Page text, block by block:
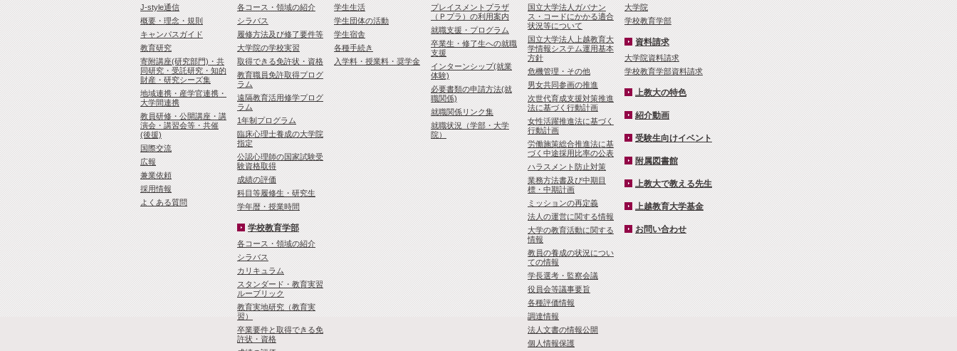
J-style通信
概要・理念・規則
キャンパスガイド
教育研究
寄附講座(研究部門)・共
同研究・受託研究・知的
財産・研究シーズ集
地域連携・産学官連携・
大学間連携
教員研修・公開講座・講
演会・講習会等・共催
(後援)
国際交流
広報
兼業依頼
採用情報
よくある質問
各コース・領域の紹介
シラバス
履修方法及び修了要件等
大学院の学校実習
取得できる免許状・資格
教育職員免許取得プログ
ラム
遠隔教育活用修学プログ
ラム
1年制プログラム
臨床心理士養成の大学院
指定
公認心理師の国家試験受
験資格取得
成績の評価
科目等履修生・研究生
学年暦・授業時間
学校教育学部
各コース・領域の紹介
シラバス
カリキュラム
スタンダード・教育実習
ルーブリック
教育実地研究（教育実
習）
卒業要件と取得できる免
許状・資格
学生生活
学生団体の活動
学生宿舎
各種手続き
入学料・授業料・奨学金
プレイスメントプラザ
（Ｐプラ）の利用案内
就職支援・プログラム
卒業生・修了生への就職
支援
インターンシップ(就業
体験)
必要書類の申請方法(就
職関係)
就職関係リンク集
就職状況（学部・大学
院）
国立大学法人ガバナン
ス・コードにかかる適合
状況等について
国立大学法人上越教育大
学情報システム運用基本
方針
危機管理・その他
男女共同参画の推進
次世代育成支援対策推進
法に基づく行動計画
女性活躍推進法に基づく
行動計画
労働施策総合推進法に基
づく中途採用比率の公表
ハラスメント防止対策
業務方法書及び中期目
標・中期計画
ミッションの再定義
法人の運営に関する情報
大学の教育活動に関する
情報
教員の養成の状況につい
ての情報
学長選考・監察会議
役員会等議事要旨
各種評価情報
調達情報
法人文書の情報公開
個人情報保護
大学院
学校教育学部
資料請求
大学院資料請求
学校教育学部資料請求
上教大の特色
紹介動画
受験生向けイベント
附属図書館
上教大で教える先生
上越教育大学基金
お問い合わせ